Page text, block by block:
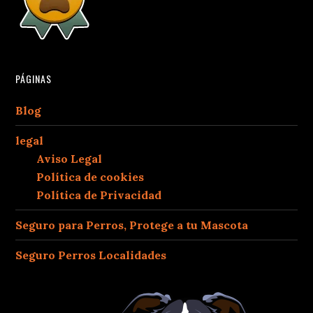
PÁGINAS
Blog
legal
Aviso Legal
Política de cookies
Política de Privacidad
Seguro para Perros, Protege a tu Mascota
Seguro Perros Localidades